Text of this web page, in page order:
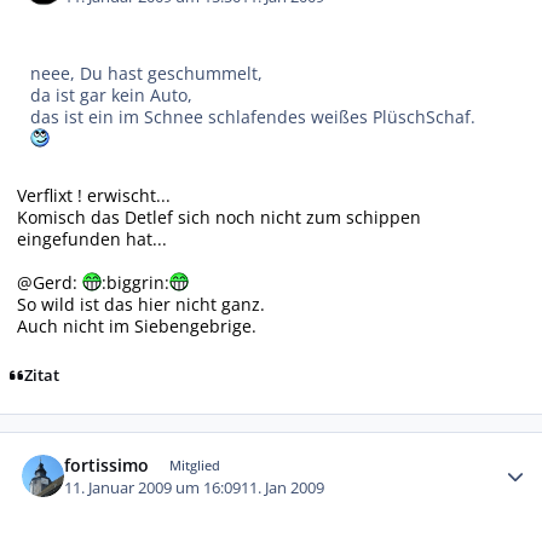
neee, Du hast geschummelt,
da ist gar kein Auto,
das ist ein im Schnee schlafendes weißes PlüschSchaf.
Verflixt ! erwischt...
Komisch das Detlef sich noch nicht zum schippen
eingefunden hat...
@Gerd:
:biggrin:
So wild ist das hier nicht ganz.
Auch nicht im Siebengebrige.
Zitat
fortissimo Mitglied
11. Januar 2009 um 16:0911. Jan 2009